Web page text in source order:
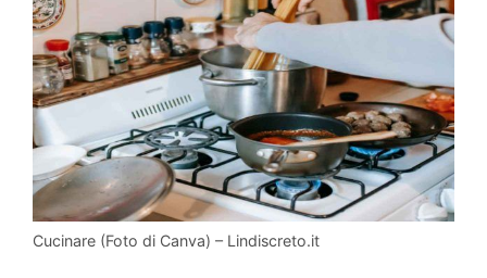
Cucinare (Foto di Canva) – Lindiscreto.it